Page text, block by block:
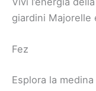
giardini Majorelle
Fez
Esplora la